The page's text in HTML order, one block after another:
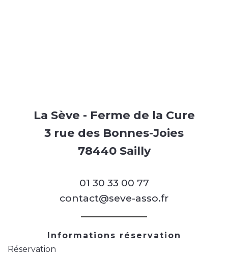
La Sève - Ferme de la Cure
3 rue des Bonnes-Joies
78440 Sailly
01 30 33 00 77
contact@seve-asso.fr
Informations réservation
Réservation